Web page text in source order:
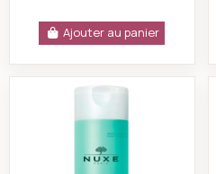
Ajouter au panier
Aquabella Lotion